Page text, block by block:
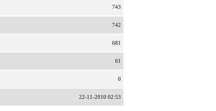
743
742
681
61
0
22-11-2010 02:53